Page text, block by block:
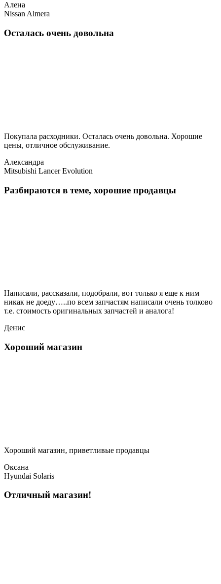
Алена
Nissan Almera
Осталась очень довольна
Покупала расходники. Осталась очень довольна. Хорошие
цены, отличное обслуживание.
Александра
Mitsubishi Lancer Evolution
Разбираются в теме, хорошие продавцы
Написали, рассказали, подобрали, вот только я еще к ним
никак не доеду…..по всем запчастям написали очень толково
т.е. стоимость оригинальных запчастей и аналога!
Денис
Хороший магазин
Хороший магазин, приветливые продавцы
Оксана
Hyundai Solaris
Отличный магазин!